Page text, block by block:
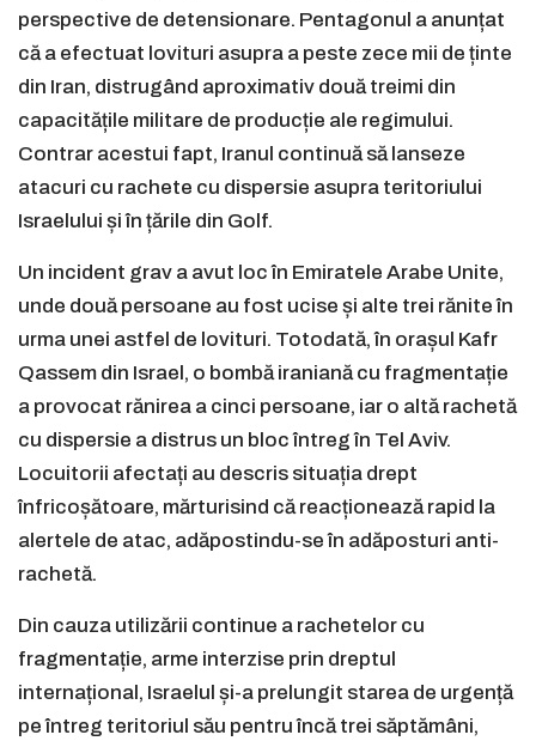
perspective de detensionare. Pentagonul a anunțat
că a efectuat lovituri asupra a peste zece mii de ținte
din Iran, distrugând aproximativ două treimi din
capacitățile militare de producție ale regimului.
Contrar acestui fapt, Iranul continuă să lanseze
atacuri cu rachete cu dispersie asupra teritoriului
Israelului și în țările din Golf.
Un incident grav a avut loc în Emiratele Arabe Unite,
unde două persoane au fost ucise și alte trei rănite în
urma unei astfel de lovituri. Totodată, în orașul Kafr
Qassem din Israel, o bombă iraniană cu fragmentație
a provocat rănirea a cinci persoane, iar o altă rachetă
cu dispersie a distrus un bloc întreg în Tel Aviv.
Locuitorii afectați au descris situația drept
înfricoșătoare, mărturisind că reacționează rapid la
alertele de atac, adăpostindu-se în adăposturi anti-
rachetă.
Din cauza utilizării continue a rachetelor cu
fragmentație, arme interzise prin dreptul
internațional, Israelul și-a prelungit starea de urgență
pe întreg teritoriul său pentru încă trei săptămâni,